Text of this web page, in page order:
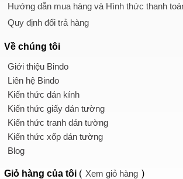
Hướng dẫn mua hàng và Hình thức thanh
Quy định đổi trả hàng
Về chúng tôi
Giới thiệu Bindo
Liên hệ Bindo
Kiến thức dán kính
Kiến thức giấy dán tường
Kiến thức tranh dán tường
Kiến thức xốp dán tường
Blog
Giỏ hàng của tôi ( Xem giỏ hàng )